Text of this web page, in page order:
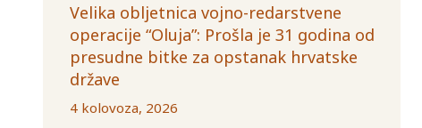
Velika obljetnica vojno-redarstvene
operacije “Oluja”: Prošla je 31 godina od
presudne bitke za opstanak hrvatske
države
4 kolovoza, 2026